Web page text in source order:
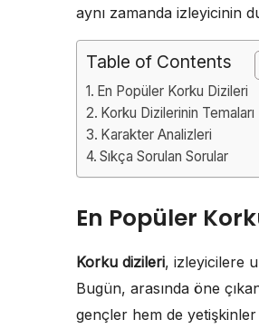
aynı zamanda izleyicinin
Table of Contents
En Popüler Korku Dizileri
Korku Dizilerinin Temaları
Karakter Analizleri
Sıkça Sorulan Sorular
En Popüler
Korku dizileri, izleyicilere
Bugün, arasında öne
gençler hem de